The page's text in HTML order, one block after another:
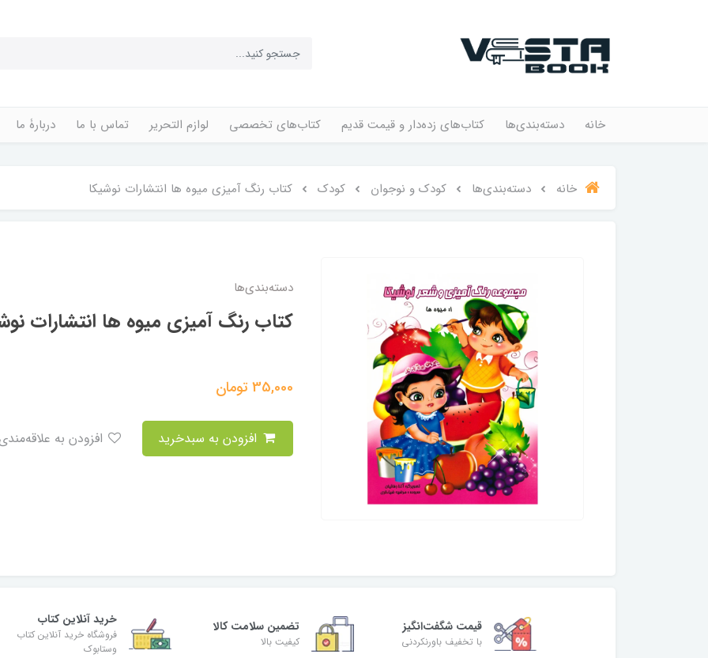
خانه دسته‌بندی‌ها کتاب‌های زده‌دار و قیمت قدیم کتاب‌های تخصصی لوازم التحریر تماس با ما دربارۀ ما
خانه دسته‌بندی‌ها کودک و نوجوان کودک کتاب رنگ‌ آمیزی میوه ها انتشارات نوشیکا
دسته‌بندی‌ها
کتاب رنگ‌ آمیزی میوه ها انتشارات
35,000تومان
قیمت شگفت‌انگیز
با تخفیف باورنکردنی
تضمین سلامت کالا
کیفیت بالا
خرید آنلاین کتاب
فروشگاه خرید آنلاین کتاب
وستابوک